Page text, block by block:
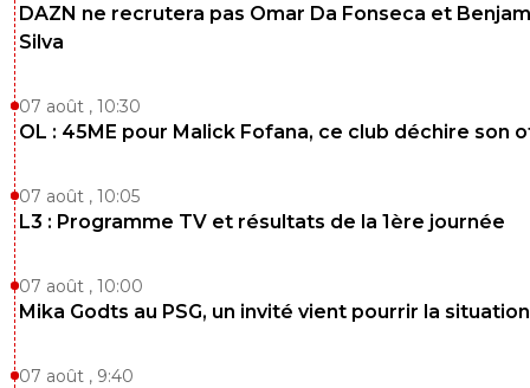
DAZN ne recrutera pas Omar Da Fonseca et
Silva
07 août , 10:30
OL : 45ME pour Malick Fofana, ce club déchire son
07 août , 10:05
L3 : Programme TV et résultats de la 1ère journée
07 août , 10:00
Mika Godts au PSG, un invité vient pourrir la situation
07 août , 9:40